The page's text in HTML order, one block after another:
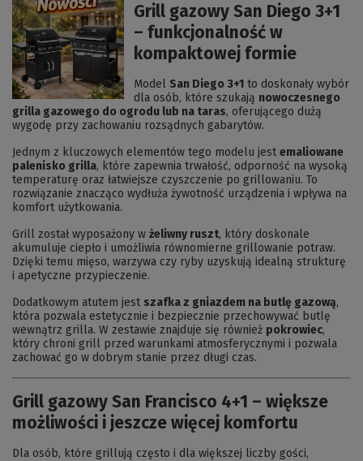
Grill gazowy San Diego 3+1
– funkcjonalność w
kompaktowej formie
Model San Diego 3+1to doskonały wybór
dla osób, które szukają nowoczesnego
grilla gazowego do ogrodu lub na taras, oferującego dużą
wygodę przy zachowaniu rozsądnych gabarytów.
Jednym z kluczowych elementów tego modelu jest emaliowane
palenisko grilla, które zapewnia trwałość, odporność na wysoką
temperaturę oraz łatwiejsze czyszczenie po grillowaniu. To
rozwiązanie znacząco wydłuża żywotność urządzenia i wpływa na
komfort użytkowania.
Grill został wyposażony w żeliwny ruszt, który doskonale
akumuluje ciepło i umożliwia równomierne grillowanie potraw.
Dzięki temu mięso, warzywa czy ryby uzyskują idealną strukturę
i apetyczne przypieczenie.
Dodatkowym atutem jest szafka z gniazdem na butlę gazową,
która pozwala estetycznie i bezpiecznie przechowywać butlę
wewnątrz grilla. W zestawie znajduje się również pokrowiec,
który chroni grill przed warunkami atmosferycznymi i pozwala
zachować go w dobrym stanie przez długi czas.
Grill gazowy San Francisco 4+1 – większe
możliwości i jeszcze więcej komfortu
Dla osób, które grillują często i dla większej liczby gości,